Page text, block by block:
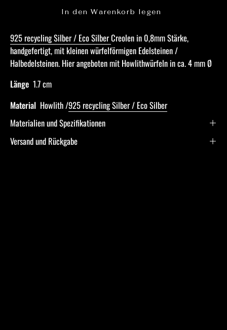
In den Warenkorb legen
925 recycling Silber / Eco SilberCreolen in 0,8mm Stärke,
handgefertigt, mit kleinen würfelförmigen Edelsteinen /
Halbedelsteinen. Hier angeboten mit Howlithwürfeln in ca. 4 mm Ø
Länge 1.7 cm
Material Howlith /925 recycling Silber / Eco Silber
Materialien und Spezifikationen
Versand und Rückgabe